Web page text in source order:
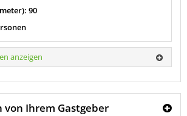
90
anzeigen
Ihrem Gastgeber